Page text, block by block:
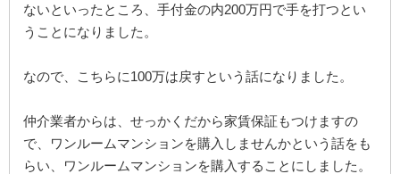
ないといったところ、手付金の内200万円で手を打つとい
うことになりました。
なので、こちらに100万は戻すという話になりました。
仲介業者からは、せっかくだから家賃保証もつけますの
で、ワンルームマンションを購入しませんかという話をも
らい、ワンルームマンションを購入することにしました。